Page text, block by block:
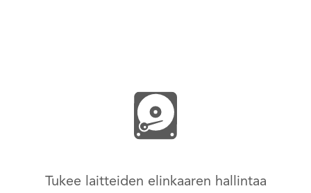
Tukee laitteiden elinkaaren hallintaa